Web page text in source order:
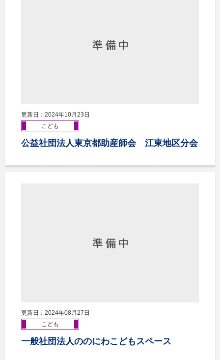
更新日：2024年10月23日
こども
公益社団法人東京都助産師会 江東地区分会
更新日：2024年08月27日
こども
一般社団法人ののにわこどもスペース